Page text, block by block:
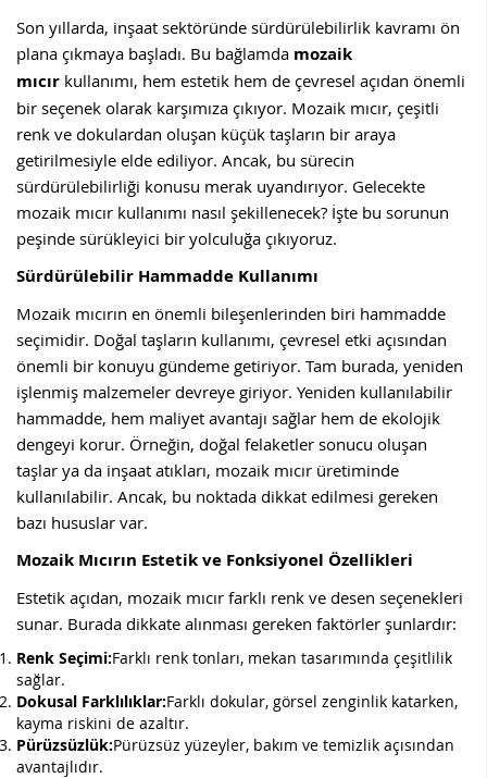
Son yıllarda, inşaat sektöründe sürdürülebilirlik kavramı ön
plana çıkmaya başladı. Bu bağlamda mozaik
mıcır kullanımı, hem estetik hem de çevresel açıdan önemli
bir seçenek olarak karşımıza çıkıyor. Mozaik mıcır, çeşitli
renk ve dokulardan oluşan küçük taşların bir araya
getirilmesiyle elde ediliyor. Ancak, bu sürecin
sürdürülebilirliği konusu merak uyandırıyor. Gelecekte
mozaik mıcır kullanımı nasıl şekillenecek? İşte bu sorunun
peşinde sürükleyici bir yolculuğa çıkıyoruz.
Sürdürülebilir Hammadde Kullanımı
Mozaik mıcırın en önemli bileşenlerinden biri hammadde
seçimidir. Doğal taşların kullanımı, çevresel etki açısından
önemli bir konuyu gündeme getiriyor. Tam burada, yeniden
işlenmiş malzemeler devreye giriyor. Yeniden kullanılabilir
hammadde, hem maliyet avantajı sağlar hem de ekolojik
dengeyi korur. Örneğin, doğal felaketler sonucu oluşan
taşlar ya da inşaat atıkları, mozaik mıcır üretiminde
kullanılabilir. Ancak, bu noktada dikkat edilmesi gereken
bazı hususlar var.
Mozaik Mıcırın Estetik ve Fonksiyonel Özellikleri
Estetik açıdan, mozaik mıcır farklı renk ve desen seçenekleri
sunar. Burada dikkate alınması gereken faktörler şunlardır:
Renk Seçimi:Farklı renk tonları, mekan tasarımında çeşitlilik
sağlar.
Dokusal Farklılıklar:Farklı dokular, görsel zenginlik katarken,
kayma riskini de azaltır.
Pürüzsüzlük:Pürüzsüz yüzeyler, bakım ve temizlik açısından
avantajlıdır.